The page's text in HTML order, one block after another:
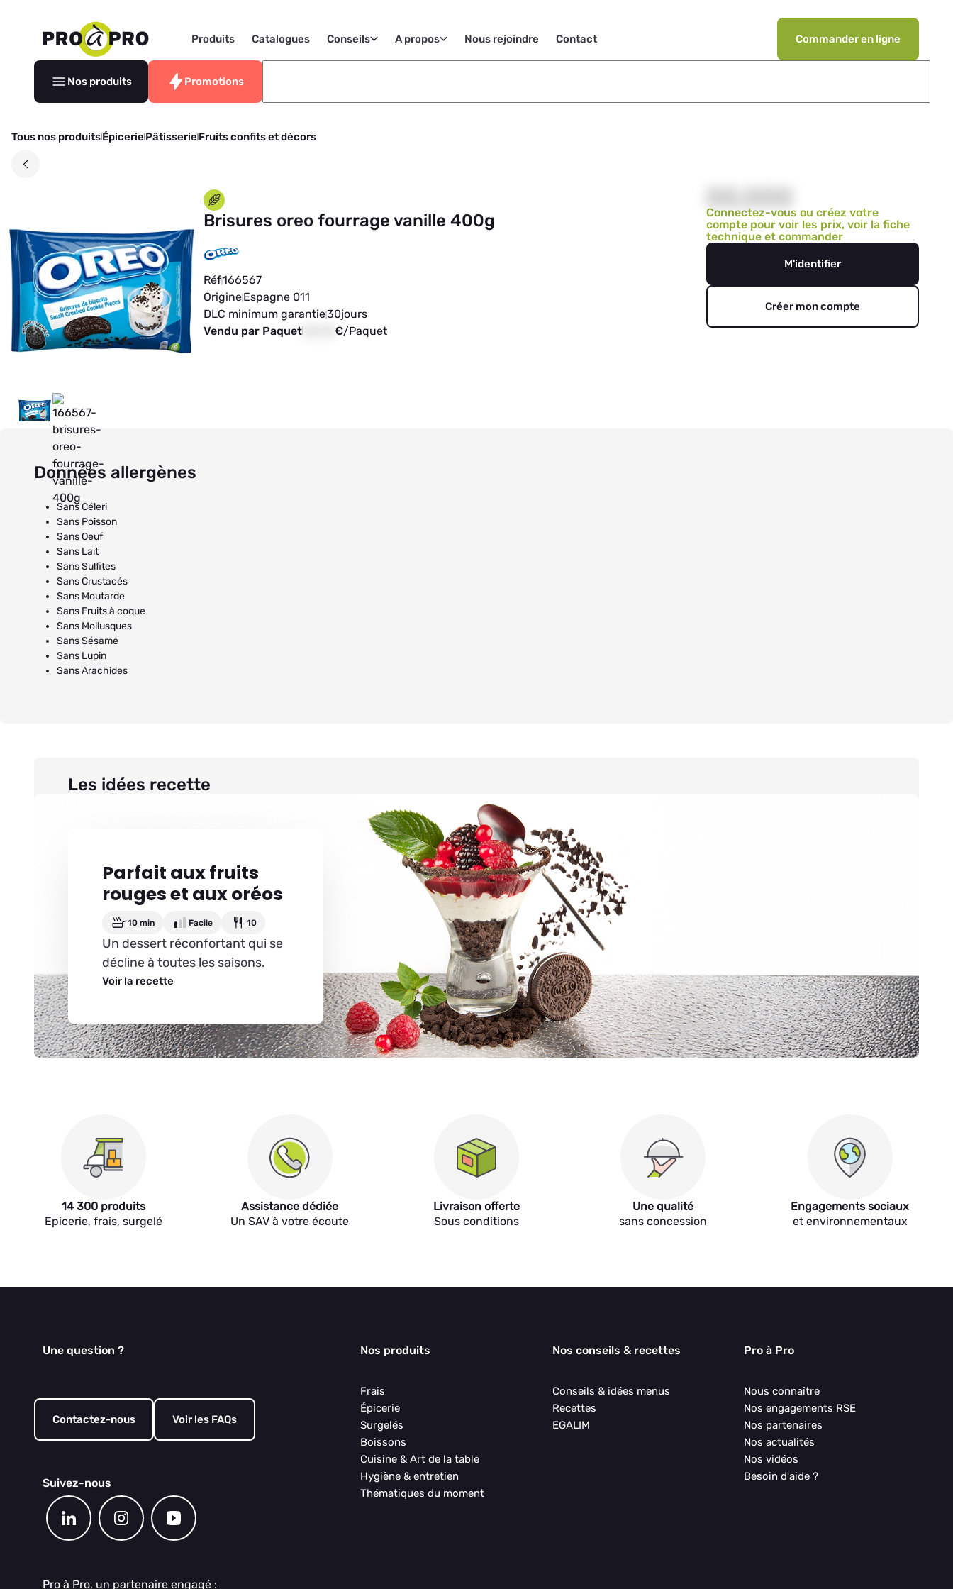
Produits Catalogues Conseils A propos Nous rejoindre Contact Commander en ligne
Nos produits Promotions
Tous nos produitsÉpicerie Pâtisserie Fruits confits et décors
Brisures oreo fourrage vanille 400g
Réf166567
OrigineEspagne 011
DLC minimum garantie30jours
Vendu par Paquet
€/Paquet
Connectez-vous ou créez votre
compte pour voir les prix, voir la fiche
technique et commander
M'identifier
Créer mon compte
Données allergènes
Sans Céleri
Sans Poisson
Sans Oeuf
Sans Lait
Sans Sulfites
Sans Crustacés
Sans Moutarde
Sans Fruits à coque
Sans Mollusques
Sans Sésame
Sans Lupin
Sans Arachides
Les idées recette
Parfait aux fruits
rouges et aux oréos
10 min Facile 10
Un dessert réconfortant qui se
décline à toutes les saisons.
Voir la recette
14 300 produits
Epicerie, frais, surgelé
Assistance dédiée
Un SAV à votre écoute
Livraison offerte
Sous conditions
Une qualité
sans concession
Engagements sociaux
et environnementaux
Une question ?
Contactez-nous Voir les FAQs
Suivez-nous
Pro à Pro, un partenaire engagé :
Nos produits
Frais
Épicerie
Surgelés
Boissons
Cuisine & Art de la table
Hygiène & entretien
Thématiques du moment
Nos conseils & recettes
Conseils & idées menus
Recettes
EGALIM
Pro à Pro
Nous connaître
Nos engagements RSE
Nos partenaires
Nos actualités
Nos vidéos
Besoin d'aide ?